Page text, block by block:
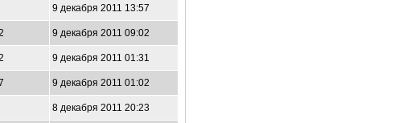
9 декабря 2011 13:57
9 декабря 2011 09:02
9 декабря 2011 01:31
9 декабря 2011 01:02
8 декабря 2011 20:23